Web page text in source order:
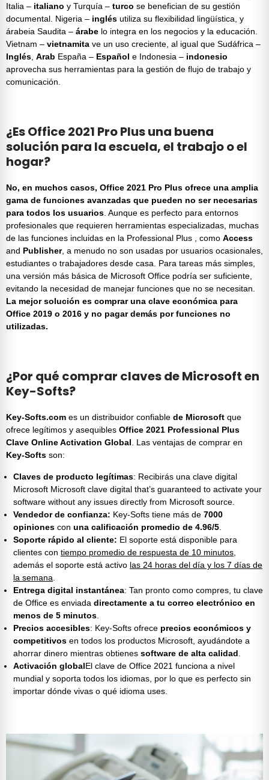
Italia – italiano y Turquía – turco se benefician de su gestión
documental. Nigeria – inglés utiliza su flexibilidad lingüística, y
árabeia Saudita – árabe lo integra en los negocios y la educación.
Vietnam – vietnamita ve un uso creciente, al igual que Sudáfrica –
Inglés Arab España – Español e Indonesia – indonesio
aprovecha sus herramientas para la gestión de flujo de trabajo y
comunicación.
¿Es Office 2021 Pro Plus una buena
solución para la escuela, el trabajo o el
hogar?
No, en muchos casos, Office 2021 Pro Plus ofrece una amplia
gama de funciones avanzadas que pueden no ser necesarias
para todos los usuarios . Aunque es perfecto para entornos
profesionales que requieren herramientas especializadas, muchas
de las funciones incluidas en la Professional Plus , como Access
and Publisher, a menudo no son usadas por usuarios ocasionales,
estudiantes o trabajadores desde casa. Para tareas más simples,
una versión más básica de Microsoft Office podría ser suficiente,
evitando la necesidad de manejar funciones que no se necesitan.
La mejor solución es comprar una clave económica para
Office 2019 o 2016 y no pagar demás por funciones no
utilizadas.
¿Por qué comprar claves de Microsoft en
Key-Softs?
Key-Softs.com es un distribuidor confiable de Microsoft que
ofrece legítimos y asequibles Office 2021 Professional Plus
Clave Online Activation Global . Las ventajas de comprar en
Key-Softs son:
Claves de producto legítimas: Recibirás una clave digital
Microsoft Microsoft clave digital that’s guaranteed to activate your
software without any issues directly from Microsoft source.
Vendedor de confianza: Key-Softs tiene más de 7000
opiniones con una calificación promedio de 4.96/5
Soporte rápido al cliente: El soporte está disponible para
clientes con tiempo promedio de respuesta de 10 minutos
además el soporte está activo las 24 horas del día y los 7 días de
la semana
Entrega digital instantánea: Tan pronto como compres, tu clave
de Office es enviada directamente a tu correo electrónico en
menos de 5 minutos
Precios accesibles: Key-Softs ofrece precios económicos y
competitivos en todos los productos Microsoft, ayudándote a
ahorrar dinero mientras obtienes software de alta calidad
Activación globalEl clave de Office 2021 funciona a nivel
mundial y soporta todos los idiomas, por lo que es perfecto sin
importar dónde vivas o qué idioma uses.